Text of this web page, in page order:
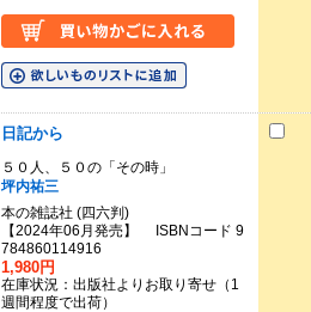
日記から
５０人、５０の「その時」
坪内祐三
本の雑誌社 (四六判)
【2024年06月発売】 ISBNコード 9
784860114916
1,980円
在庫状況：出版社よりお取り寄せ（1
週間程度で出荷）